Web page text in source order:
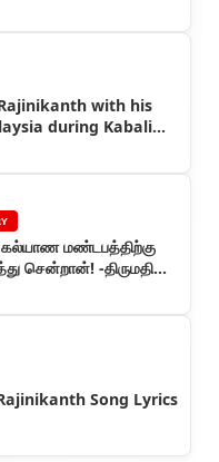
with his
during Kabali
கல்யாண மண்டபத்திற்கு
சென்றான்! -திருமதி
Song Lyrics